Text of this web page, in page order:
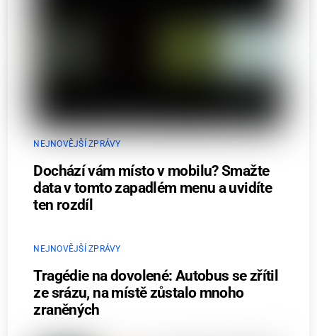
NEJNOVĚJŠÍ ZPRÁVY
Dochází vám místo v mobilu? Smažte
data v tomto zapadlém menu a uvidíte
ten rozdíl
NEJNOVĚJŠÍ ZPRÁVY
Tragédie na dovolené: Autobus se zřítil
ze srázu, na místě zůstalo mnoho
zraněných